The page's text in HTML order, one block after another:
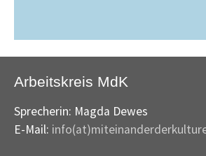
Arbeitskreis MdK
Sprecherin: Magda Dewes
E-Mail: